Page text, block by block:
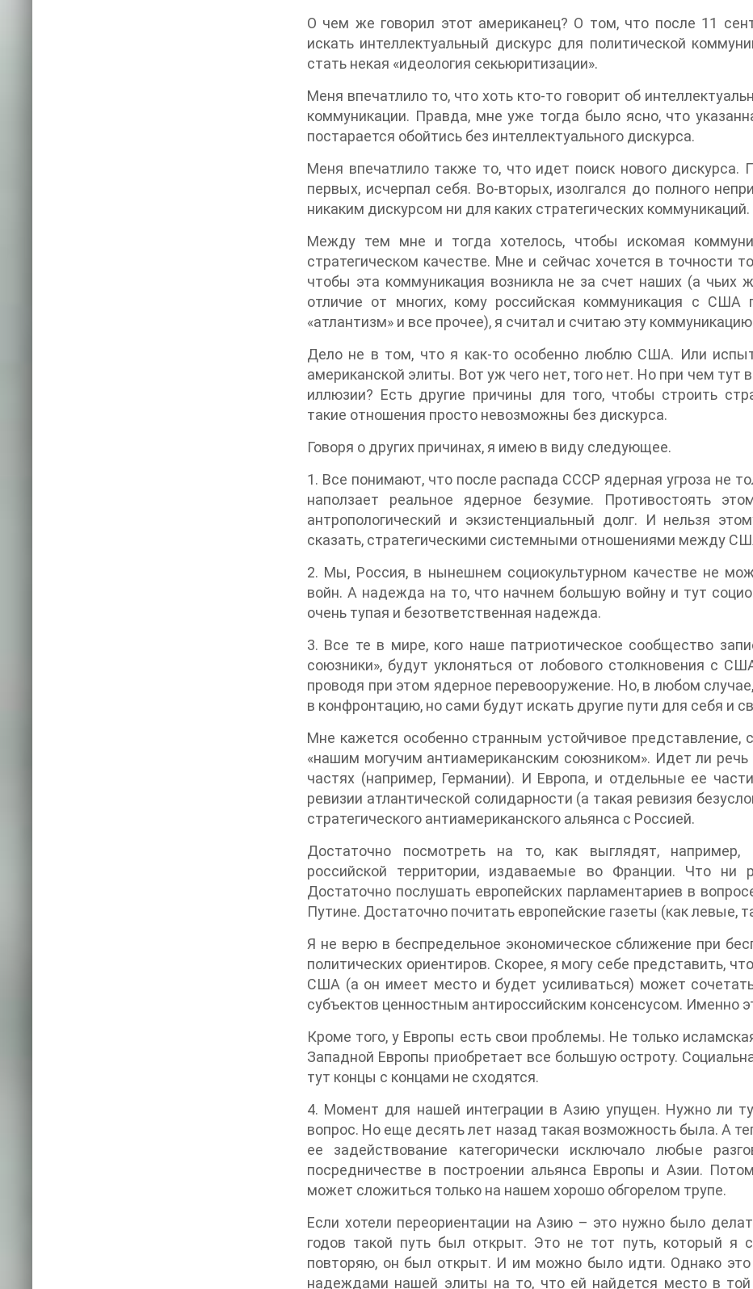
О чем же говорил этот американец? О том, что после 11
искать интеллектуальный дискурс для политической
стать некая «идеология секьюритизации».
Меня впечатлило то, что хоть кто-то говорит об
коммуникации. Правда, мне уже тогда было ясно, что
постарается обойтись без интеллектуального дискурса.
Меня впечатлило также то, что идет поиск нового дискурса.
первых, исчерпал себя. Во-вторых, изолгался до полного
никаким дискурсом ни для каких стратегических коммуникаций.
Между тем мне и тогда хотелось, чтобы искомая
стратегическом качестве. Мне и сейчас хочется в точности
чтобы эта коммуникация возникла не за счет наших (а чьих
отличие от многих, кому российская коммуникация с США
«атлантизм» и все прочее), я считал и считаю эту
Дело не в том, что я как-то особенно люблю США. Или
американской элиты. Вот уж чего нет, того нет. Но при чем
иллюзии? Есть другие причины для того, чтобы строить
такие отношения просто невозможны без дискурса.
Говоря о других причинах, я имею в виду следующее.
1. Все понимают, что после распада СССР ядерная угроза не
наползает реальное ядерное безумие. Противостоять
антропологический и экзистенциальный долг. И нельзя
сказать, стратегическими системными отношениями между
2. Мы, Россия, в нынешнем социокультурном качестве не
войн. А надежда на то, что начнем большую войну и тут
очень тупая и безответственная надежда.
3. Все те в мире, кого наше патриотическое сообщество
союзники», будут уклоняться от лобового столкновения с
проводя при этом ядерное перевооружение. Но, в любом
в конфронтацию, но сами будут искать другие пути для себя и
Мне кажется особенно странным устойчивое представление,
«нашим могучим антиамериканским союзником». Идет ли
частях (например, Германии). И Европа, и отдельные ее
ревизии атлантической солидарности (а такая ревизия
стратегического антиамериканского альянса с Россией.
Достаточно посмотреть на то, как выглядят, например,
российской территории, издаваемые во Франции. Что ни
Достаточно послушать европейских парламентариев в
Путине. Достаточно почитать европейские газеты (как левые,
Я не верю в беспредельное экономическое сближение при
политических ориентиров. Скорее, я могу себе представить,
США (а он имеет место и будет усиливаться) может
субъектов ценностным антироссийским консенсусом. Именно
Кроме того, у Европы есть свои проблемы. Не только
Западной Европы приобретает все большую остроту.
тут концы с концами не сходятся.
4. Момент для нашей интеграции в Азию упущен. Нужно ли
вопрос. Но еще десять лет назад такая возможность была. А
ее задействование категорически исключало любые
посредничестве в построении альянса Европы и Азии.
может сложиться только на нашем хорошо обгорелом трупе.
Если хотели переориентации на Азию – это нужно было
годов такой путь был открыт. Это не тот путь, который я
повторяю, он был открыт. И им можно было идти. Однако
надеждами нашей элиты на то, что ей найдется место в